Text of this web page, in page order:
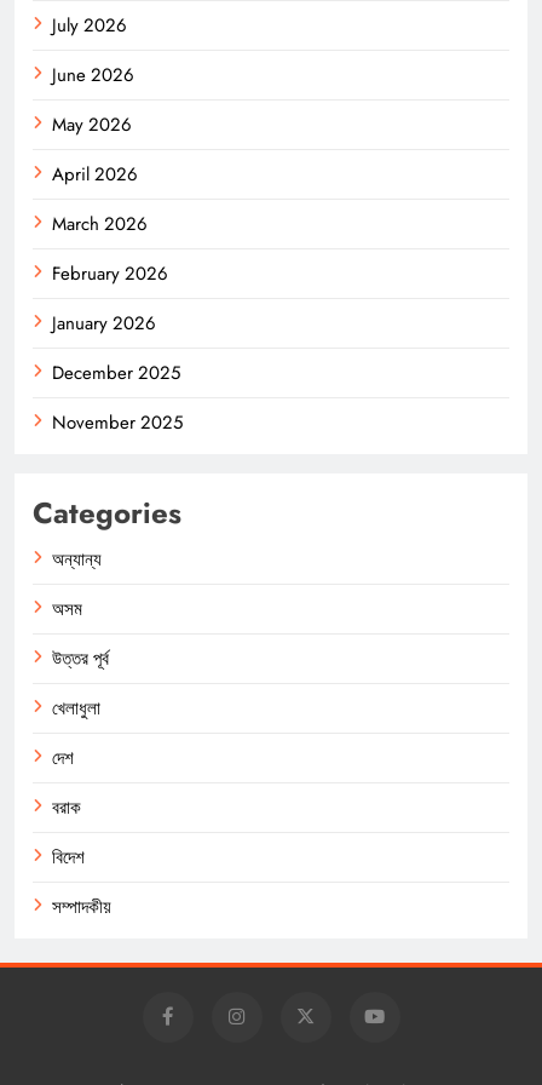
July 2026
June 2026
May 2026
April 2026
March 2026
February 2026
January 2026
December 2025
November 2025
Categories
অন্যান্য
অসম
উত্তর পূর্ব
খেলাধুলা
দেশ
বরাক
বিদেশ
সম্পাদকীয়